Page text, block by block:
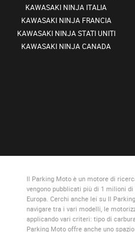
KAWASAKI NINJA ITALIA
KAWASAKI NINJA FRANCIA
KAWASAKI NINJA STATI UNITI
KAWASAKI NINJA CANADA
Il Parking Motoè un motore di
vengono pubblicati più di 1 milioni
Europa. Cerchi anche lei su Il
navigare tra i vari modelli, le
applicando vari criteri: tipo di
Parking Motooffre anche uno